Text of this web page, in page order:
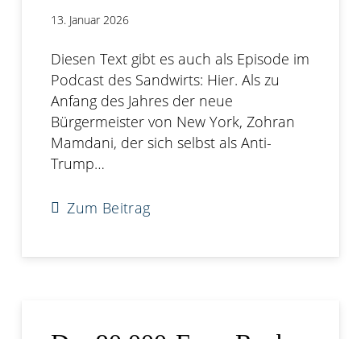
13. Januar 2026
Diesen Text gibt es auch als Episode im
Podcast des Sandwirts: Hier. Als zu
Anfang des Jahres der neue
Bürgermeister von New York, Zohran
Mamdani, der sich selbst als Anti-
Trump…
Zum Beitrag